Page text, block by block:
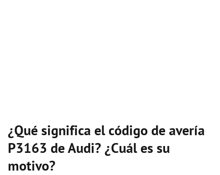
¿Qué significa el código de avería
P3163 de Audi? ¿Cuál es su
motivo?